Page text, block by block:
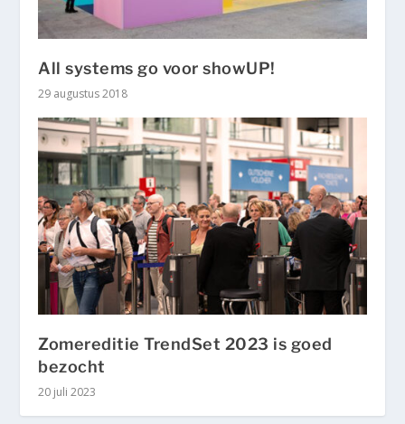
All systems go voor showUP!
29 augustus 2018
Zomereditie TrendSet 2023 is goed
bezocht
20 juli 2023